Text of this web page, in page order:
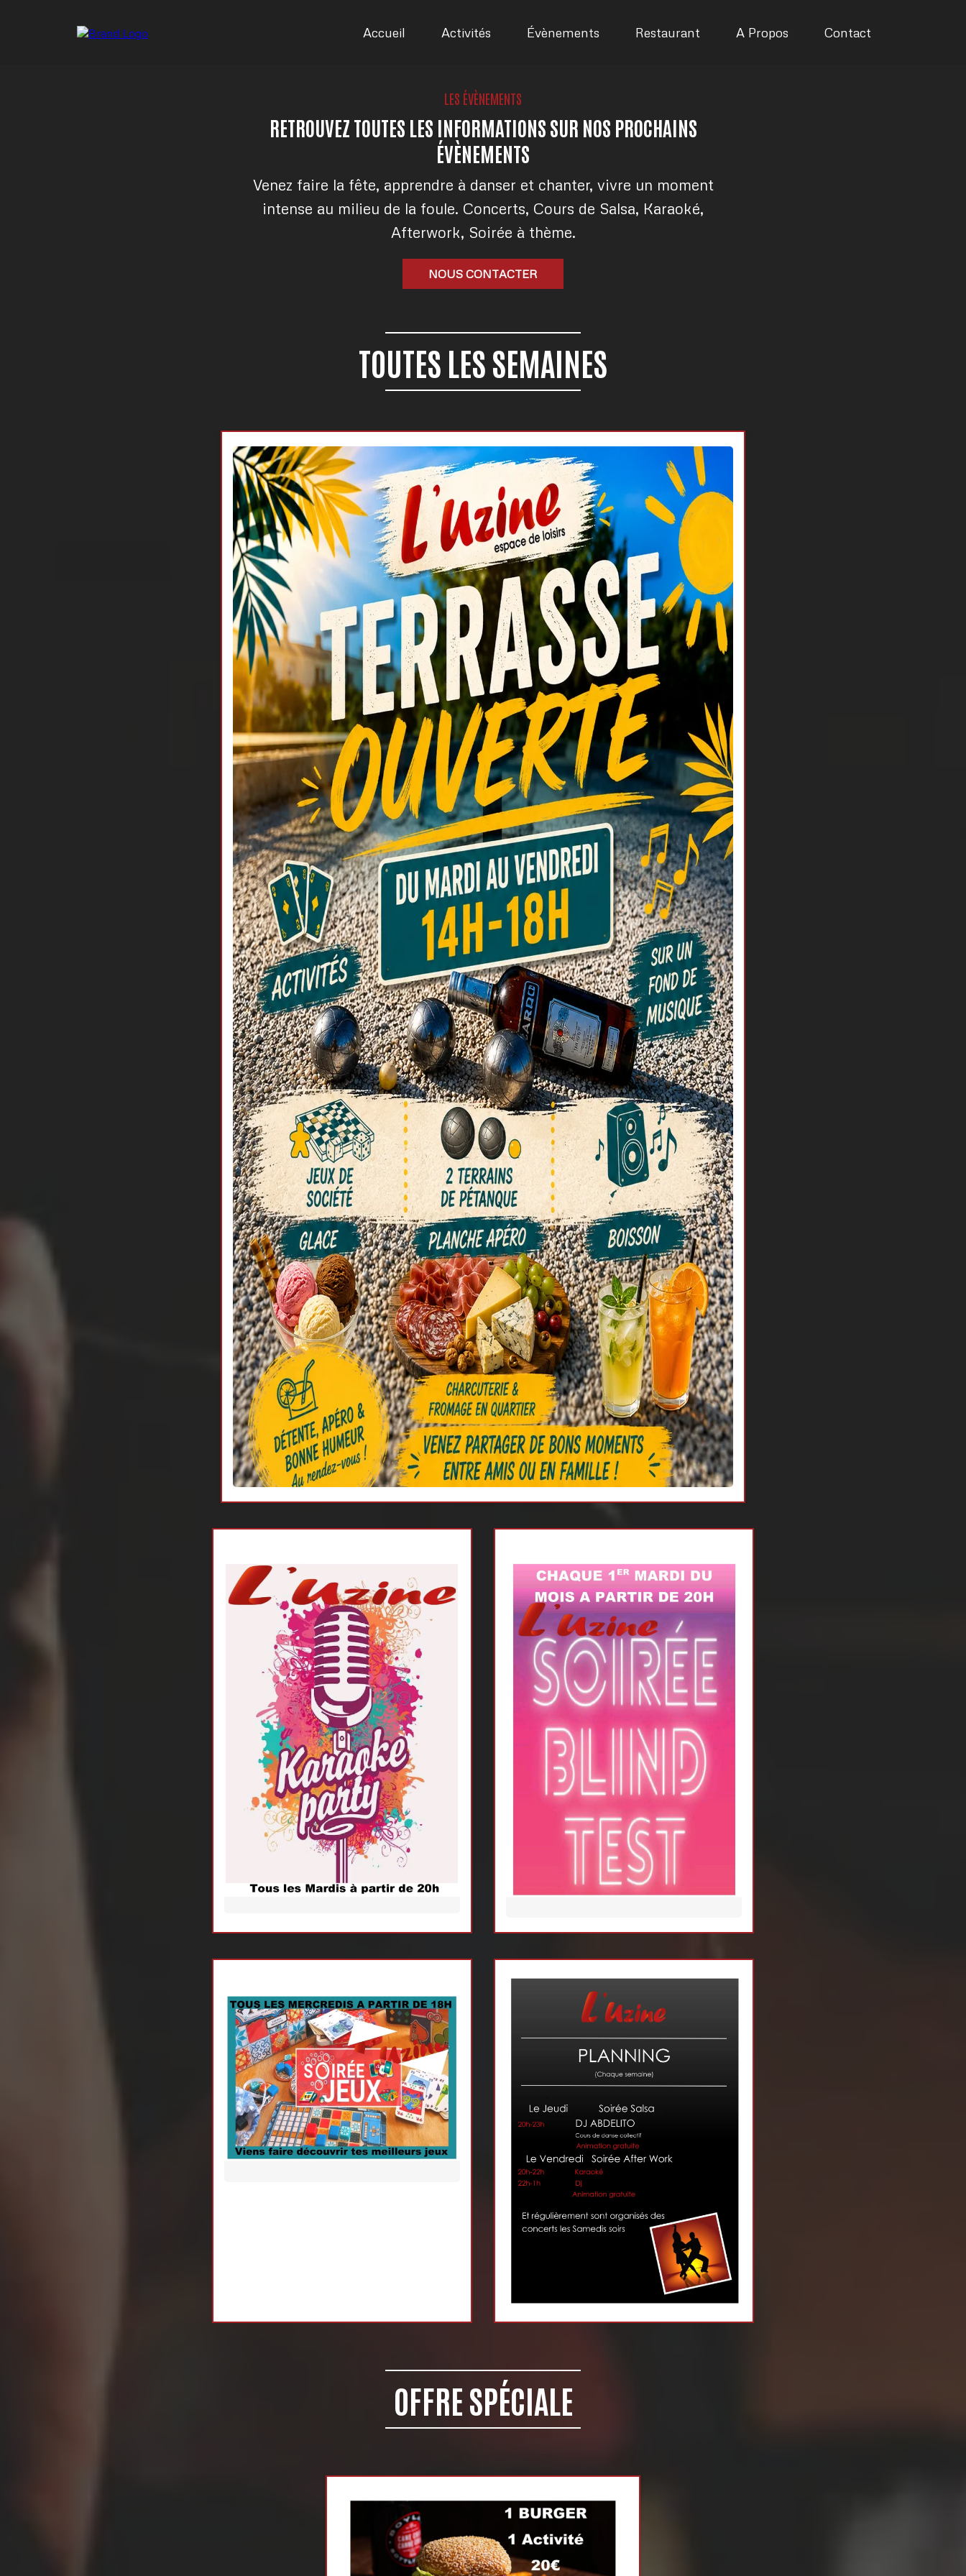
Accueil Activités Évènements Restaurant A Propos Contact
LES ÉVÈNEMENTS
RETROUVEZ TOUTES LES INFORMATIONS SUR NOS PROCHAINS
ÉVÈNEMENTS
Venez faire la fête, apprendre à danser et chanter, vivre un moment
intense au milieu de la foule. Concerts, Cours de Salsa, Karaoké,
Afterwork, Soirée à thème.
NOUS CONTACTER
TOUTES LES SEMAINES
OFFRE SPÉCIALE